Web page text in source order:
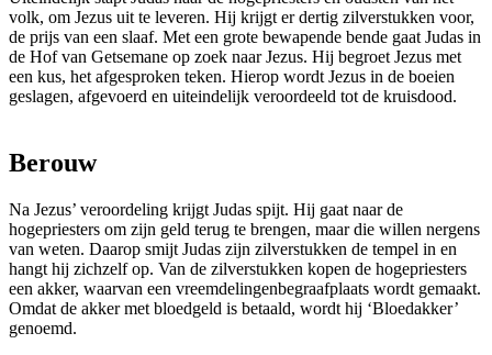
volk, om Jezus uit te leveren. Hij krijgt er dertig zilverstukken voor,
de prijs van een slaaf. Met een grote bewapende bende gaat Judas in
de Hof van Getsemane op zoek naar Jezus. Hij begroet Jezus met
een kus, het afgesproken teken. Hierop wordt Jezus in de boeien
geslagen, afgevoerd en uiteindelijk veroordeeld tot de kruisdood.
Berouw
Na Jezus’ veroordeling krijgt Judas spijt. Hij gaat naar de
hogepriesters om zijn geld terug te brengen, maar die willen nergens
van weten. Daarop smijt Judas zijn zilverstukken de tempel in en
hangt hij zichzelf op. Van de zilverstukken kopen de hogepriesters
een akker, waarvan een vreemdelingenbegraafplaats wordt gemaakt.
Omdat de akker met bloedgeld is betaald, wordt hij ‘Bloedakker’
genoemd.